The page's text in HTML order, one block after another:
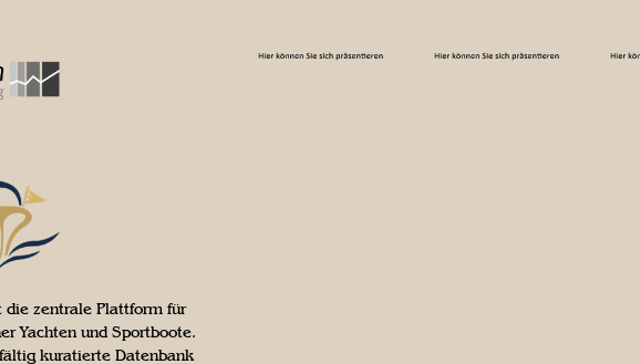
die zentrale Plattform für
Yachten und Sportboote.
kuratierte Datenbank